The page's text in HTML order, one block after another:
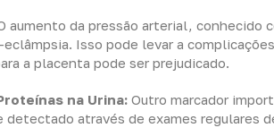
aumento da pressão arterial, conhecido
Isso pode levar a
a placenta pode ser prejudicado.
na Urina: Outro marcador
detectado através de exames regulares